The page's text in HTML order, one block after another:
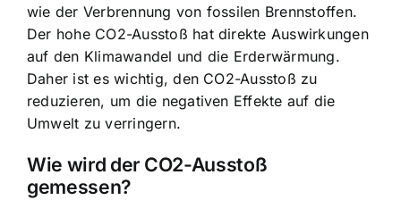
wie der Verbrennung von fossilen Brennstoffen.
Der hohe CO2-Ausstoß hat direkte Auswirkungen
auf den Klimawandel und die Erderwärmung.
Daher ist es wichtig, den CO2-Ausstoß zu
reduzieren, um die negativen Effekte auf die
Umwelt zu verringern.
Wie wird der CO2-Ausstoß
gemessen?